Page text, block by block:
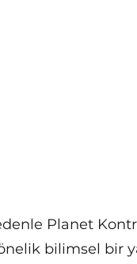
Planet
bilimsel bir